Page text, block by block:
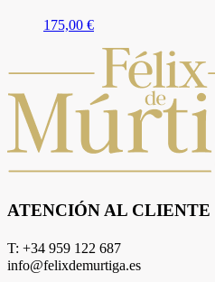
175,00 €
ATENCIÓN AL CLIENTE
T: +34 959 122 687
info@felixdemurtiga.es